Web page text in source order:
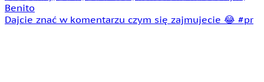
Dajcie znać w komentarzu czym się zajmujecie 😂 #pr